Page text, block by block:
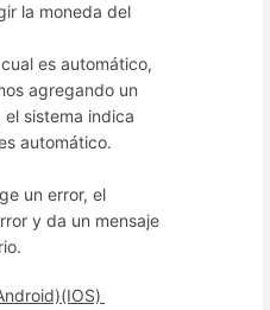
la moneda del
es automático,
agregando un
sistema indica
automático.
un error, el
y da un mensaje